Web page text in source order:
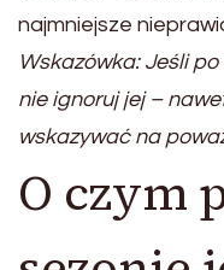
najmniejsze
Wskazówka: Jeśli
nie ignoruj jej –
wskazywać na
O czym